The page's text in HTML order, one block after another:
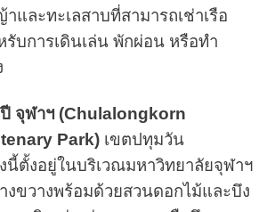
และทะเลสาบที่สามารถเช่าเรือ
รับการเดินเล่น พักผ่อน หรือทำ
จุฬาฯ (Chulalongkorn
Park) เขตปทุมวัน
นี้ตั้งอยู่ในบริเวณมหาวิทยาลัยจุฬาฯ
งขวางพร้อมด้วยสวนดอกไม้และบึง